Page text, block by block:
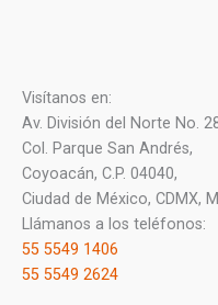
Visítanos en:
Av. División del Norte No.
Col. Parque San Andrés,
Coyoacán, C.P. 04040,
Ciudad de México, CDMX,
Llámanos a los teléfonos:
55 5549 1406
55 5549 2624